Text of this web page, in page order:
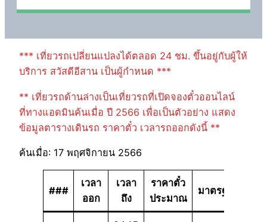
*** เที่ยวรถเปลี่ยนแปลงได้ตลอด 24 ชม. ขึ้นอยู่กับผู้ให้
บริการ สวัสดีอีสาน เป็นผู้กำหนด ***
** เที่ยวรถด้านล่างเป็นเที่ยวรถที่เปิดจองตั๋วออนไลน์
ที่ทางแอดมินค้นเมื่อ ปี 2566 เพื่อเป็นตัวอย่าง แสดง
ข้อมูลตารางเดินรถ ราคาตั๋ว เวลารถออกดังนี้ **
ค้นเมื่อ: 17 พฤศจิกายน 2566
###
เวลา
ออก
เวลา
ถึง
ราคาตั๋ว
ประมาณ
มาตรฐาน